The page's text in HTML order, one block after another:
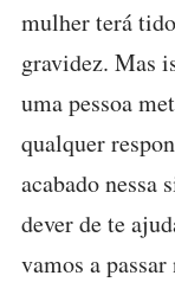
mulher terá
gravidez. Mas
uma pessoa
qualquer
acabado nessa
dever de te
vamos a